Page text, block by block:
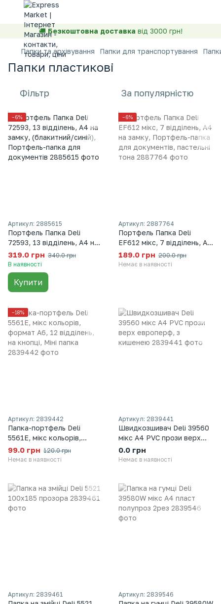
🚚 Безкоштовна доставка від 3000 грн!
Папки та архівування Папки для транспортування
Папки пластикові
Фільтр За популярністю
−6%
Артикул: 2885615
Портфель Папка Deli
72593, 13 відділень, А4 на
замку, (блакитний/синій),
Портфель-папка для
документів, В асортименті
319.0 грн 340.0 грн
В наявності
Купити
−6%
Артикул: 2887764
Портфель Папка Deli
EF612 мікс, 7 відділень, А4
на замку, Портфель-папка
для документів, пастельні
189.0 грн 200.0 грн
Немає в наявності
−18%
Артикул: 2839442
Папка-портфель Deli
5561Е, мікс кольорів,
формат А6, 12 відділень,
на кнопці, Міні папка,
99.0 грн 120.0 грн
Немає в наявності
Артикул: 2839441
Швидкозшивач Deli 39560
мікс A4 PVC прози верх
европерф, з кишенею
0.0 грн
Немає в наявності
Артикул: 2839461 Артикул: 2839546